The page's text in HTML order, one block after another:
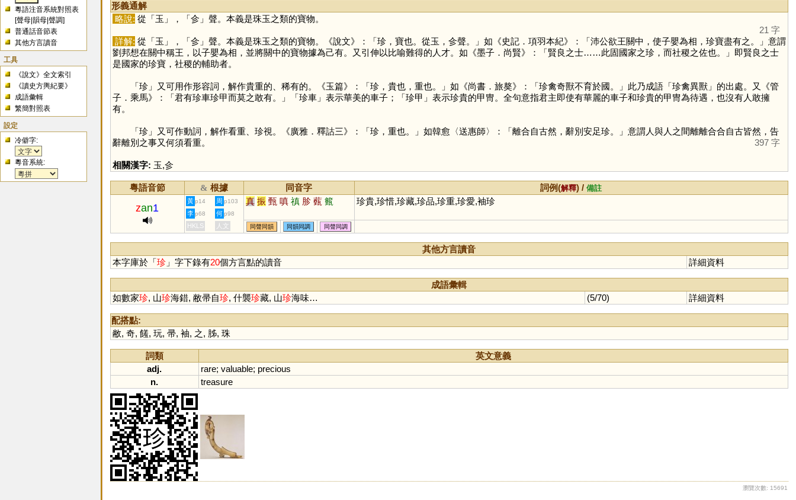
粵語注音系統對照表
[聲母 |韻母 |聲調]
普通話音節表
其他方言讀音
工具
《說文》全文索引
《讀史方輿紀要》
成語彙輯
繁簡對照表
設定
冷僻字:
粵音系統:
形義通解
略說: 從「玉 」，「㐱 」聲。本義是珠玉之類的寶物。
21 字
詳解: 從「玉 」，「㐱 」聲。本義是珠玉之類的寶物。《說文》：「珍，寶也。從玉，㐱聲。」如《史記．項羽本紀》：「沛公欲王關中，使子嬰為相，珍寶盡有之。」意謂
劉邦想在關中稱王，以子嬰為相，並將關中的寶物據為己有。又引伸以比喻難得的人才。如《墨子．尚賢》：「賢良之士……此固國家之珍，而社稷之佐也。」即賢良之士
是國家的珍寶，社稷的輔助者。
「珍」又可用作形容詞，解作貴重的、稀有的。《玉篇》：「珍，貴也，重也。」如《尚書．旅獒》：「珍禽奇獸不育於國。」此乃成語「珍禽異獸」的出處。又《管
子．乘馬》：「君有珍車珍甲而莫之敢有。」「珍車」表示華美的車子；「珍甲」表示珍貴的甲冑。全句意指君主即使有華麗的車子和珍貴的甲冑為待遇，也沒有人敢擁
有。
「珍」又可作動詞，解作看重、珍視。《廣雅．釋詁三》：「珍，重也。」如韓愈〈送惠師〉：「離合自古然，辭別安足珍。」意謂人與人之間離離合合自古皆然，告
辭離別之事又何須看重。
397 字
相關漢字: 玉,㐱
粵語音節 & 根據 同音字 詞例(解釋) /備註
zan1
黃 p14 周 p103 真 振 甄 嗔 禛 胗 薽 籈 珍貴,珍惜,珍藏,珍品,珍重,珍愛,袖珍
李 p68 何 p98
HKLS 人文 同聲同韻 同韻同調 同聲同調
其他方言讀音
本字庫於「珍」字下錄有20個方言點的讀音 詳細資料
成語彙輯
如數家珍, 山珍海錯, 敝帚自珍, 什襲珍藏, 山珍海味… (5/70) 詳細資料
配搭點:
敝, 奇, 饈, 玩, 帚, 袖, 之, 胏, 珠
詞類
英文意義
adj.
rare; valuable; precious
n.
treasure
瀏覽次數: 15691